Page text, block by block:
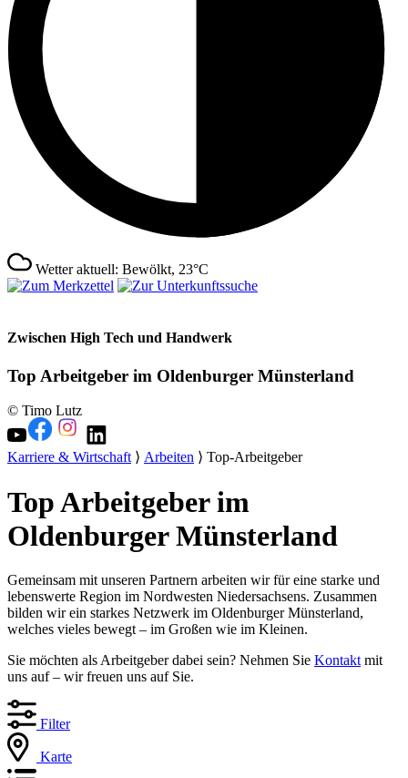
Wetter aktuell: Bewölkt, 23°C
Zwischen High Tech und Handwerk
Top Arbeitgeber im Oldenburger Münsterland
© Timo Lutz
Karriere & Wirtschaft⟩ Arbeiten ⟩ Top-Arbeitgeber
Top Arbeitgeber im
Oldenburger Münsterland
Gemeinsam mit unseren Partnern arbeiten wir für eine starke und
lebenswerte Region im Nordwesten Niedersachsens. Zusammen
bilden wir ein starkes Netzwerk im Oldenburger Münsterland,
welches vieles bewegt – im Großen wie im Kleinen.
Sie möchten als Arbeitgeber dabei sein? Nehmen Sie Kontakt mit
uns auf – wir freuen uns auf Sie.
Filter
Karte